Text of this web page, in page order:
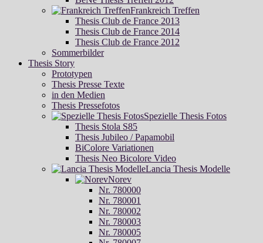
Frankreich Treffen
Thesis Club de France 2013
Thesis Club de France 2014
Thesis Club de France 2012
Sommerbilder
Thesis Story
Prototypen
Thesis Presse Texte
in den Medien
Thesis Pressefotos
Spezielle Thesis Fotos
Thesis Stola S85
Thesis Jubileo / Papamobil
BiColore Variationen
Thesis Neo Bicolore Video
Lancia Thesis Modelle
Norev
Nr. 780000
Nr. 780001
Nr. 780002
Nr. 780003
Nr. 780005